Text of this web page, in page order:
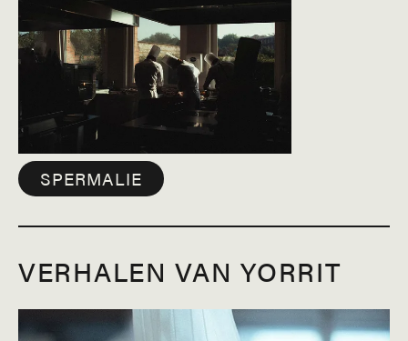
SPERMALIE
VERHALEN VAN YORRIT